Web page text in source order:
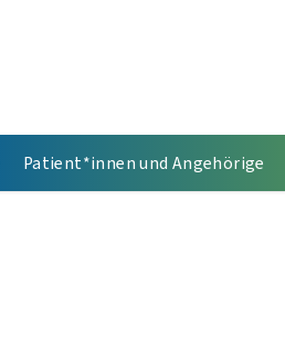
Patient*innen und Angehörige